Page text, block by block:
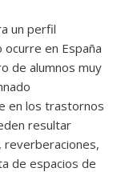
un perfil
en España
de alumnos muy
en los trastornos
resultar
de espacios de